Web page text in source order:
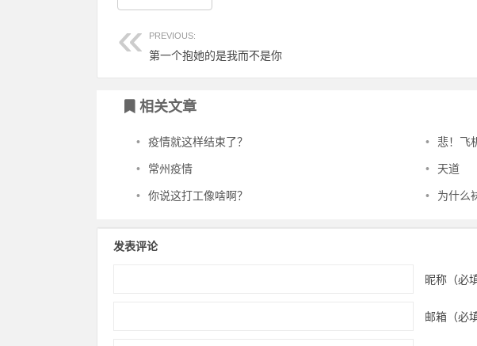
PREVIOUS:
第一个抱她的是我而不是你
相关文章
• 疫情就这样结束了？ • 悲！飞
• 常州疫情 • 天道
• 你说这打工像啥啊？ • 为什么
发表评论
昵称（必
邮箱（必